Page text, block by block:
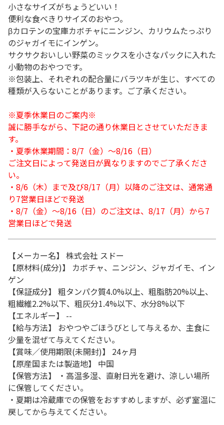
小さなサイズがちょうどいい！
便利な食べきりサイズのおやつ。
βカロテンの宝庫カボチャにニンジン、カリウムたっぷり
のジャガイモにインゲン。
サクサクおいしい野菜のミックスを小さなパックに入れた
小動物のおやつです。
※包装上、それぞれの配合量にバラツキが生じ、すべての
種類が入らないことがあります。ご了承ください。
※夏季休業日のご案内※
誠に勝手ながら、下記の通り休業日とさせていただきま
す。
・夏季休業期間：8/7（金）～8/16（日）
ご注文日によって発送日が異なりますのでご了承くださ
い。
・8/6（木）まで及び8/17（月）以降のご注文は、通常通
り7営業日ほどで発送
・8/7（金）～8/16（日）のご注文は、8/17（月）から7
営業日ほどで発送
【メーカー名】 株式会社 スドー
【原材料(成分)】 カボチャ、ニンジン、ジャガイモ、イン
ゲン
【保証成分】 粗タンパク質4.0%以上、粗脂肪20%以上、
粗繊維2.2%以下、粗灰分1.4%以下、水分8%以下
【エネルギー】 --
【給与方法】 おやつやごほうびとして与えるか、主食に
少量を混ぜて与えてください。
【賞味／使用期限(未開封)】 24ヶ月
【原産国または製造地】 中国
【保管方法】 ・高温多湿、直射日光を避け、涼しい場所
に保管してください。
・夏期は冷蔵庫での保管をおすすめしますが、必ず室温に
戻してから与えてください。